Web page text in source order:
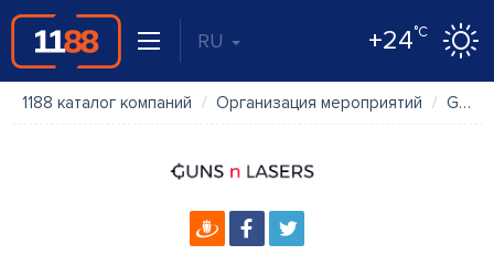
RU +24°C
1188 каталог компаний Организация мероприятий GUNSnLASERS izklaides parki